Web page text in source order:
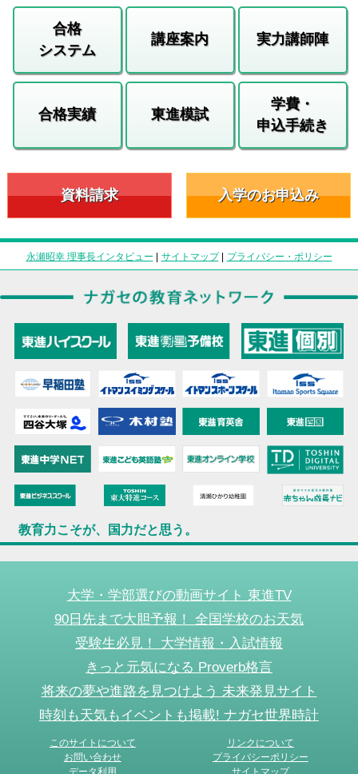
合格
システム
講座案内 実力講師陣
合格実績 東進模試
学費・
申込手続き
資料請求 入学のお申込み
永瀬昭幸 理事長インタビュー | サイトマップ| プライバシー・ポリシー
教育力こそが、国力だと思う。
大学・学部選びの動画サイト 東進TV
90日先まで大胆予報！ 全国学校のお天気
受験生必見！ 大学情報・入試情報
きっと元気になる Proverb格言
将来の夢や進路を見つけよう 未来発見サイト
時刻も天気もイベントも掲載! ナガセ世界時計
このサイトについて
リンクについて
お問い合わせ
プライバシーポリシー
データ利用
サイトマップ